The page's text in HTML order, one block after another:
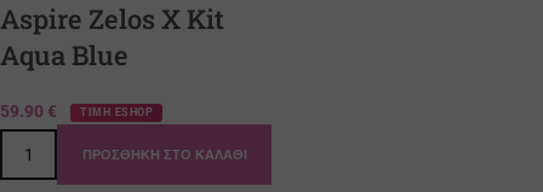
Aspire Zelos X Kit
Aqua Blue
59.90 € ΤΙΜΗ ESHOP
ΠΡΟΣΘΉΚΗ ΣΤΟ ΚΑΛΆΘΙ